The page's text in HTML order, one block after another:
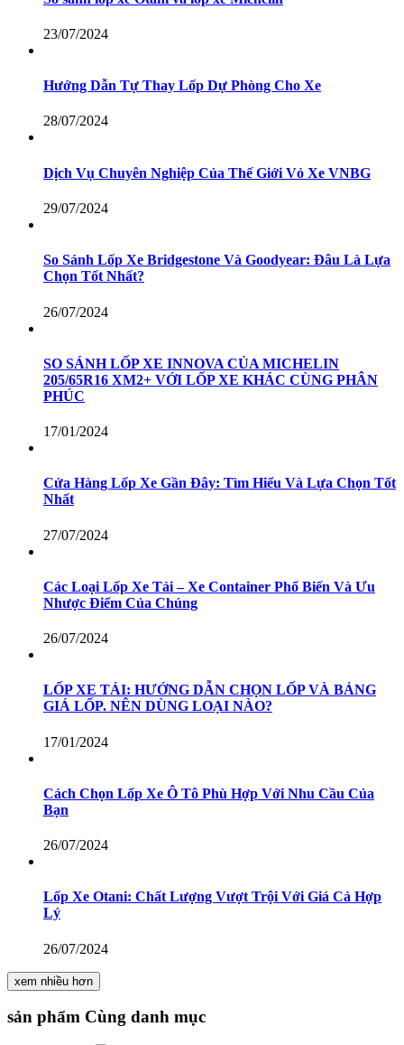
23/07/2024
Hướng Dẫn Tự Thay Lốp Dự Phòng Cho Xe
28/07/2024
Dịch Vụ Chuyên Nghiệp Của Thế Giới Vỏ Xe VNBG
29/07/2024
So Sánh Lốp Xe Bridgestone Và Goodyear: Đâu Là Lựa
Chọn Tốt Nhất?
26/07/2024
SO SÁNH LỐP XE INNOVA CỦA MICHELIN
205/65R16 XM2+ VỚI LỐP XE KHÁC CÙNG PHÂN
PHÚC
17/01/2024
Cửa Hàng Lốp Xe Gần Đây: Tìm Hiểu Và Lựa Chọn Tốt
Nhất
27/07/2024
Các Loại Lốp Xe Tải – Xe Container Phổ Biến Và Ưu
Nhược Điểm Của Chúng
26/07/2024
LỐP XE TẢI: HƯỚNG DẪN CHỌN LỐP VÀ BẢNG
GIÁ LỐP. NÊN DÙNG LOẠI NÀO?
17/01/2024
Cách Chọn Lốp Xe Ô Tô Phù Hợp Với Nhu Cầu Của
Bạn
26/07/2024
Lốp Xe Otani: Chất Lượng Vượt Trội Với Giá Cả Hợp
Lý
26/07/2024
xem nhiều hơn
sản phẩm Cùng danh mục